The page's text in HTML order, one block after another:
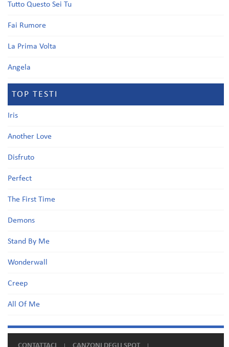
Tutto Questo Sei Tu
Fai Rumore
La Prima Volta
Angela
TOP TESTI
Iris
Another Love
Disfruto
Perfect
The First Time
Demons
Stand By Me
Wonderwall
Creep
All Of Me